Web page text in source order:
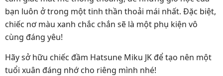
bạn luôn ở trong một tinh thần thoải mái nhất. Đặc biệt,
chiếc nơ màu xanh chắc chắn sẽ là một phụ kiện vô
cùng đáng yêu!
Hãy sở hữu chiếc đầm Hatsune Miku JK để tạo nên một
tuổi xuân đáng nhớ cho riêng mình nhé!